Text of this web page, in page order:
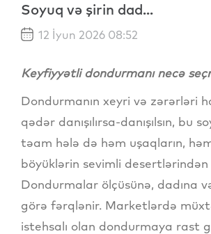
Soyuq və şirin dad...
12 İyun 2026 08:52
Keyfiyyətli dondurmanı necə
Dondurmanın xeyri və zərərləri
qədər danışılırsa-danışılsın, bu
təam hələ də həm uşaqların,
böyüklərin sevimli
Dondurmalar ölçüsünə, dadına
görə fərqlənir. Marketlərdə
istehsalı olan dondurmaya rast